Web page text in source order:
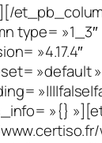
type= »1_3″
»4.17.4″
»default »
»{}